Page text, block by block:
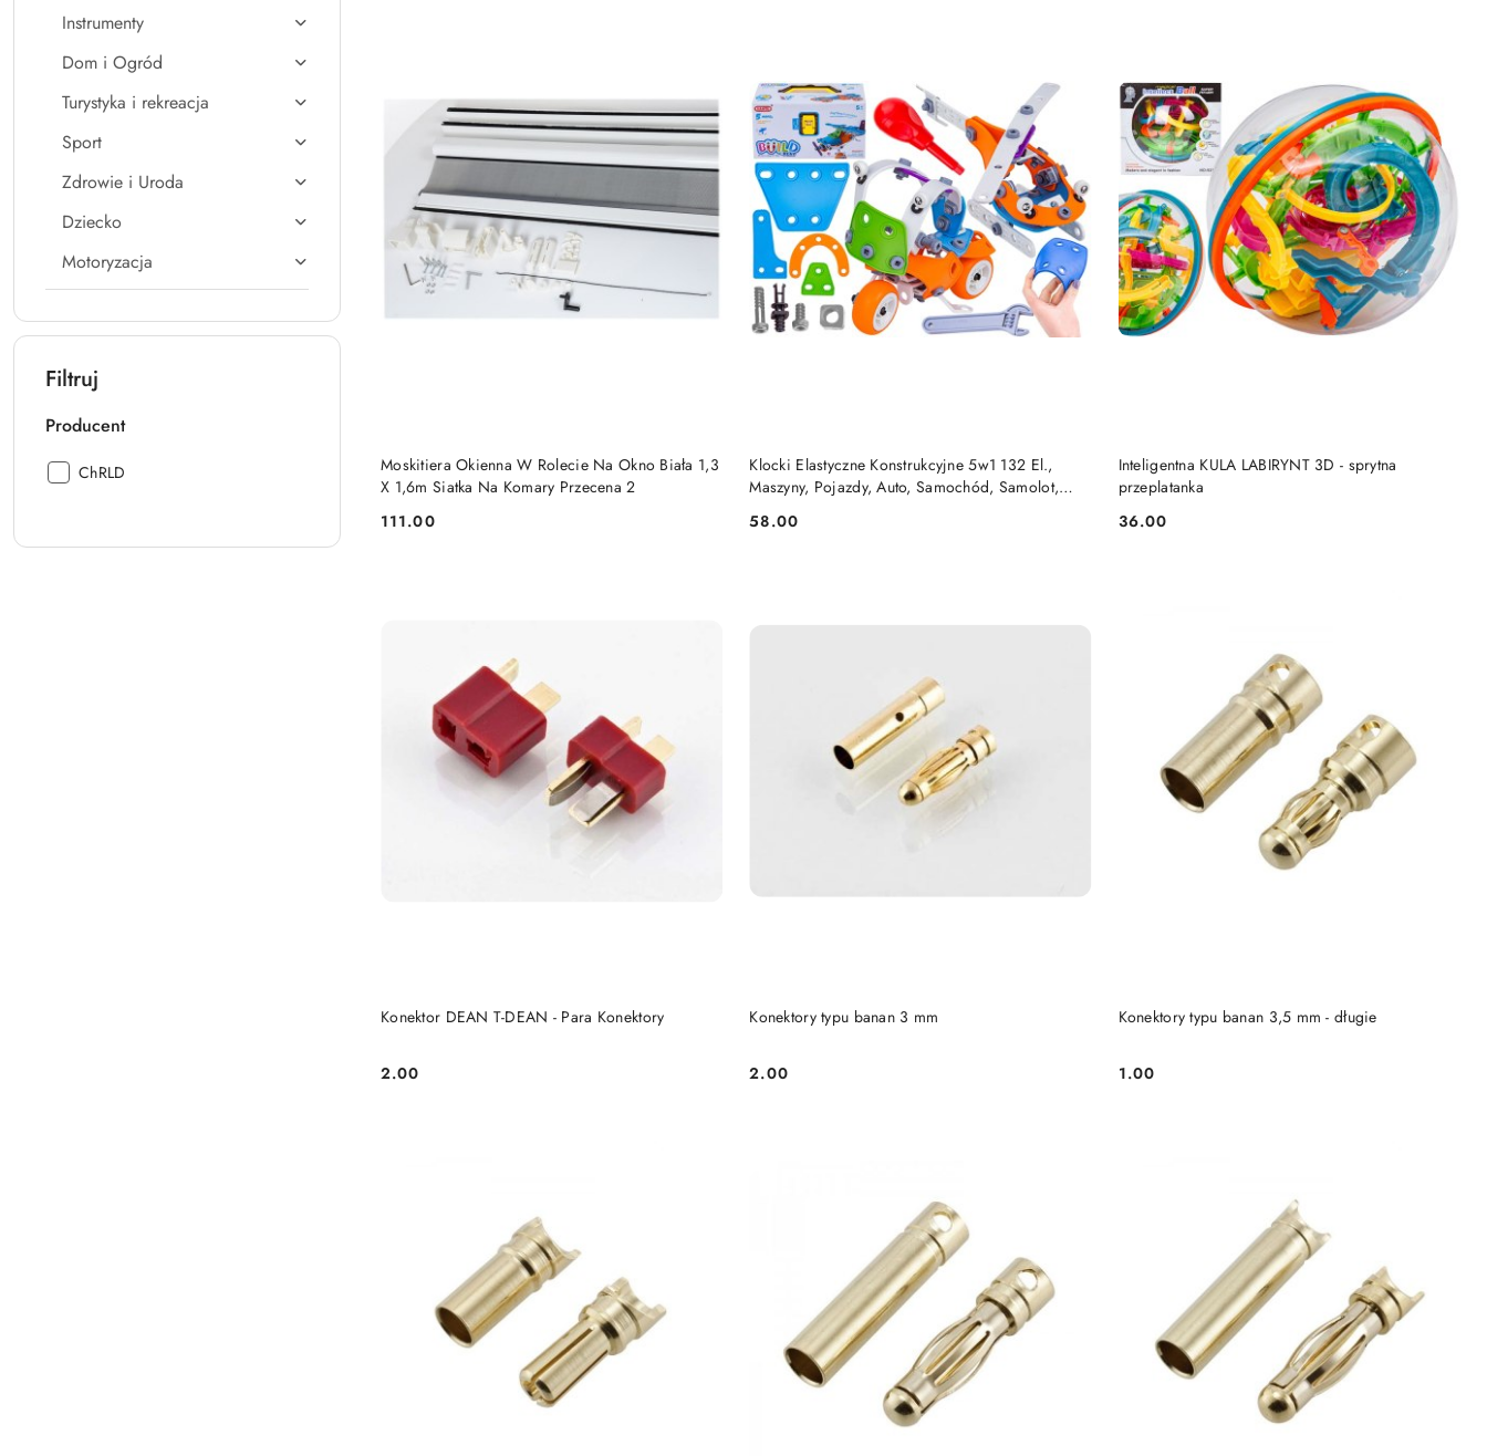
Instrumenty
Dom i Ogród
Turystyka i rekreacja
Sport
Zdrowie i Uroda
Dziecko
Motoryzacja
Filtruj
Producent
Producent:
ChRLD
Moskitiera Okienna W Rolecie Na Okno Biała 1,3
X 1,6m Siatka Na Komary Przecena 2
Cena:
111.00
Klocki Elastyczne Konstrukcyjne 5w1 132 El.,
Maszyny, Pojazdy, Auto, Samochód, Samolot,
Cena:
58.00
Inteligentna KULA LABIRYNT 3D - sprytna
przeplatanka
Cena:
36.00
Konektor DEAN T-DEAN - Para Konektory
Cena:
2.00
Konektory typu banan 3 mm
Cena:
2.00
Konektory typu banan 3,5 mm - długie
Cena:
1.00